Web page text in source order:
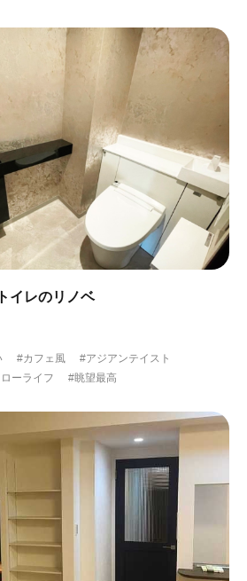
イレのリノベ
#カフェ風
#アジアンテイスト
ーライフ #眺望最高